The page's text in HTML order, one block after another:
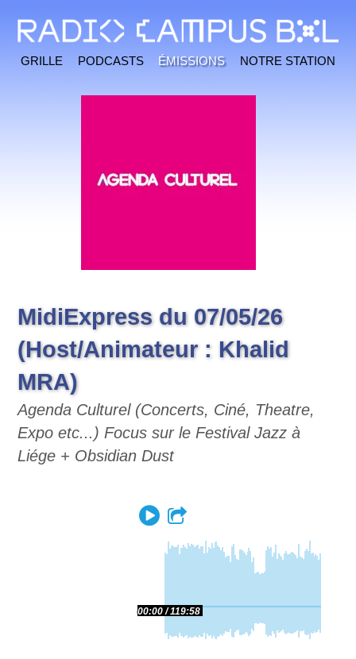
Grille Podcasts Émissions Notre station
MidiExpress du 07/05/26
(Host/Animateur : Khalid
MRA)
Agenda Culturel (Concerts, Ciné, Theatre,
Expo etc...) Focus sur le Festival Jazz à
Liége + Obsidian Dust
Play
00:00 119:58